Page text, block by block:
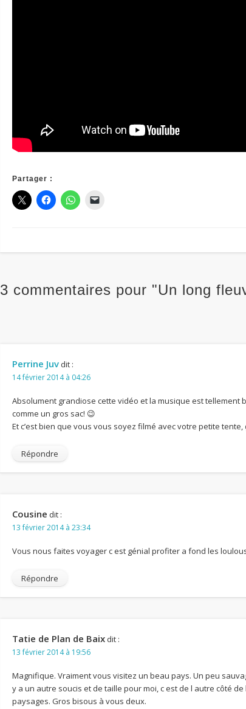
Partager :
3 commentaires pour "Un long
Perrine Juv dit :
14 février 2014 à 04:26
Absolument grandiose cette vidéo et la musique est tellement
comme un gros sac! 😉
Et c’est bien que vous vous soyez filmé avec votre petite
Répondre
Cousine dit :
13 février 2014 à 23:34
Vous nous faites voyager c est génial profiter a fond les
Répondre
Tatie de Plan de Baix dit :
13 février 2014 à 19:56
Magnifique. Vraiment vous visitez un beau pays. Un peu
y a un autre soucis et de taille pour moi, c est de l autre côté
paysages. Gros bisous à vous deux.